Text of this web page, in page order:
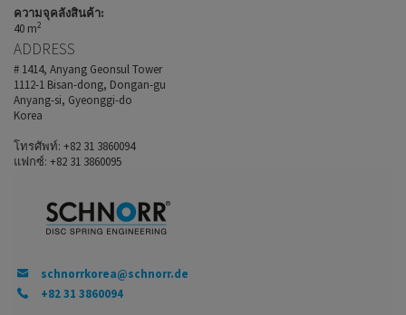
ความจุคลังสินค้า:
40 m2
ADDRESS
# 1414, Anyang Geonsul Tower
1112-1 Bisan-dong, Dongan-gu
Anyang-si, Gyeonggi-do
Korea
โทรศัพท์: +82 31 3860094
แฟกซ์: +82 31 3860095
schnorrkorea@schnorr.de
+82 31 3860094